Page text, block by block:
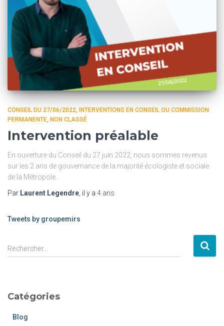
CONSEIL DU 27/06/2022 INTERVENTIONS EN CONSEIL OU COMMISSION
PERMANENTE NON CLASSÉ
Intervention préalable
En ouverture du Conseil du 27 juin 2022, nous sommes revenus
sur les 2 ans de gouvernance de la majorité écologiste et sociale
de la Métropole.
Par Laurent Legendre , il y a 4 ans
Tweets by groupemirs
Rechercher…
Catégories
Blog